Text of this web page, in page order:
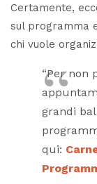
Certamente,
sul programma
chi vuole
“Per non
grandi
qui: